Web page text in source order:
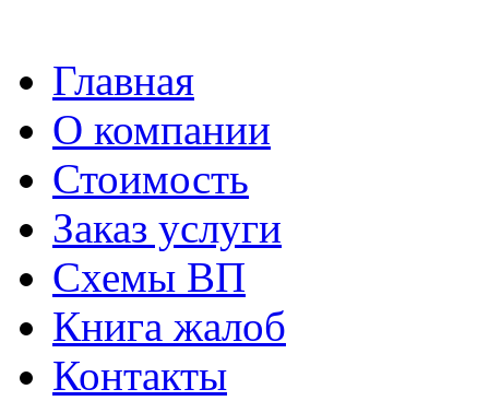
Главная
О компании
Стоимость
Заказ услуги
Cхемы ВП
Книга жалоб
Контакты